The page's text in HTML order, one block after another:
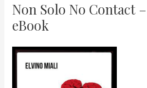
Non Solo No Contact
eBook